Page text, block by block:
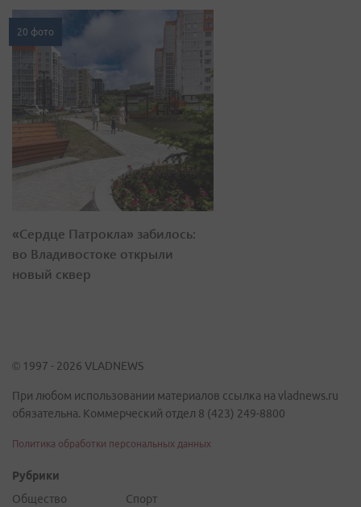
20 фото
«Сердце Патрокла» забилось:
во Владивостоке открыли
новый сквер
© 1997 - 2026 VLADNEWS
При любом использовании материалов ссылка на vladnews.ru
обязательна. Коммерческий отдел 8 (423) 249-8800
Политика обработки персональных данных
Рубрики
Общество
Спорт